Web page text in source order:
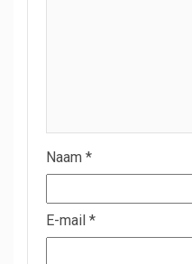
Naam *
E-mail *